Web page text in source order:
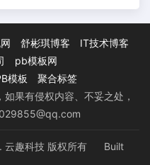
舒彬琪博客
IT技术博客
pb模板网
模板
聚合标签
果有侵权内容、不妥之处，
. 云趣科技 版权所有
Built